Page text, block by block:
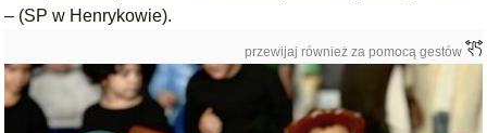
– (SP w Henrykowie).
przewijaj również za pomocą gestów